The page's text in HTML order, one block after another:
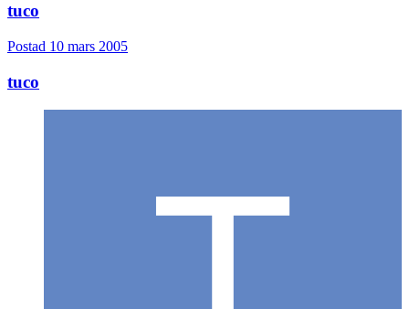
tuco
Postad 10 mars 2005
tuco